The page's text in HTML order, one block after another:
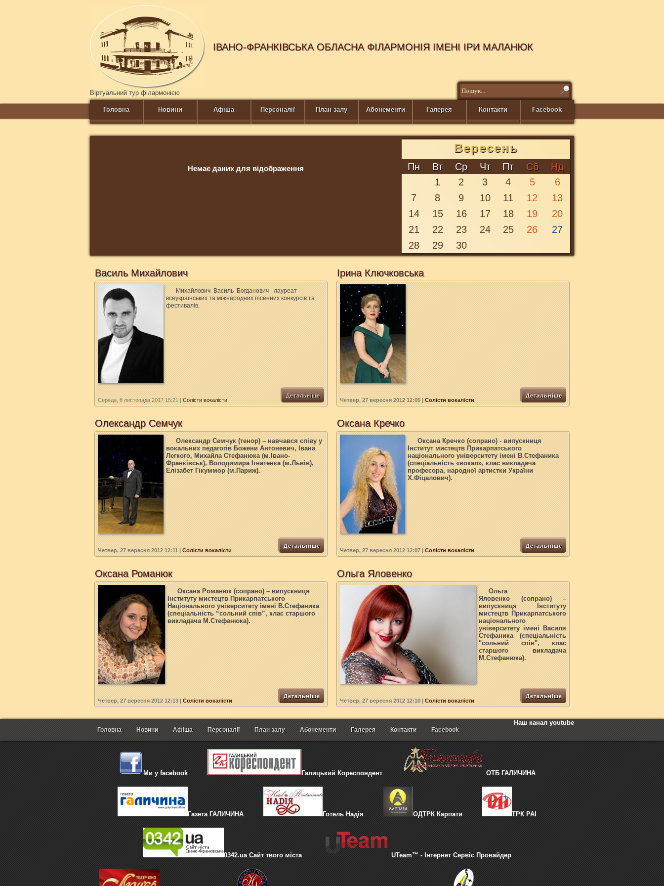
ІВАНО-ФРАНКІВСЬКА ОБЛАСНА ФІЛАРМОНІЯ ІМЕНІ ІРИ МАЛАНЮК
Віртуальний тур філармонією
Головна Новини Афіша Персоналії План залу Абонементи Галерея Контакти Facebook
Немає даних для відображення
Вересень
Пн Вт Ср Чт Пт Сб
Нд
1
2 3 4 5
6
7
8 9 10 11 12
13
14
15 16 17 18 19
20
21
22 23 24 25 26
27
28
29 30
Василь Михайлович
Михайлович Василь Богданович - лауреат
всеукраїнських та міжнародних пісенних конкурсів та
фестивалів.
Середа, 8 листопада 2017 15:21 | Солісти вокалісти
Детальніше
Ірина Ключковська
Четвер, 27 вересня 2012 12:05 | Солісти вокалісти
Детальніше
Олександр Семчук
Олександр Семчук (тенор) – навчався співу у
вокальних педагогів Божени Антоневич, Івана
Легкого, Михайла Стефанюка (м.Івано-
Франківськ), Володимира Ігнатенка (м.Львів),
Елізабет Гікуммор (м.Париж).
Четвер, 27 вересня 2012 12:11 | Солісти вокалісти
Детальніше
Оксана Кречко
Оксана Кречко (сопрано) - випускниця
Інститут мистецтв Прикарпатського
національного університету імені В.Стефаника
(спеціальність «вокал», клас викладача
професора, народної артистки України
Х.Фіцалович).
Четвер, 27 вересня 2012 12:07 | Солісти вокалісти
Детальніше
Оксана Романюк
Оксана Романюк (сопрано) – випускниця
Інституту мистецтв Прикарпатського
Національного університету імені В.Стефаника
(спеціальність “сольний спів”, клас старшого
викладача М.Стефанюка).
Четвер, 27 вересня 2012 12:13 | Солісти вокалісти
Детальніше
Ольга Яловенко
Ольга
Яловенко (сопрано) –
випускниця Інституту
мистецтв Прикарпатського
національного
університету імені Василя
Стефаника (спеціальність
"сольний спів", клас
старшого викладача
М.Стефанюка).
Четвер, 27 вересня 2012 12:10 | Солісти вокалісти
Детальніше
Головна Новини Афіша Персоналії План залу Абонементи Галерея Контакти Facebook
Наш канал youtube
Ми у facebook Галицький Кореспондент ОТБ ГАЛИЧИНА
Газета ГАЛИЧИНА Готель Надія ОДТРК Карпати ТРК РАІ
0342.ua Сайт твого міста UTeam™ - Інтернет Сервіс Провайдер